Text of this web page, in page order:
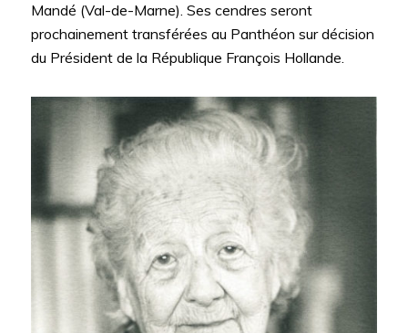
Mandé (Val-de-Marne). Ses cendres seront
prochainement transférées au Panthéon sur décision
du Président de la République François Hollande.